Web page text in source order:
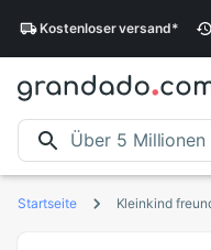
Kostenloserversand*
Startseite